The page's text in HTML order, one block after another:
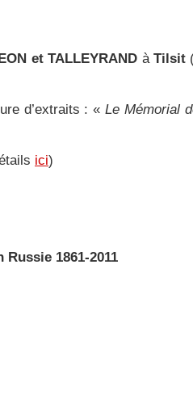
et TALLEYRAND à Tilsit
d’extraits : «Le Mémorial
ici)
1861-2011